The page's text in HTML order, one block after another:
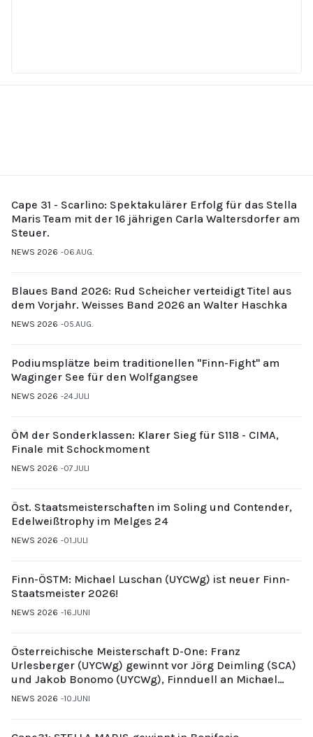
Cape 31 - Scarlino: Spektakulärer Erfolg für das Stella
Maris Team mit der 16 jährigen Carla Waltersdorfer am
Steuer.
NEWS 2026 06.AUG.
Blaues Band 2026: Rud Scheicher verteidigt Titel aus
dem Vorjahr. Weisses Band 2026 an Walter Haschka
NEWS 2026 05.AUG.
Podiumsplätze beim traditionellen "Finn-Fight" am
Waginger See für den Wolfgangsee
NEWS 2026 24.JULI
ÖM der Sonderklassen: Klarer Sieg für S118 - CIMA,
Finale mit Schockmoment
NEWS 2026 07.JULI
Öst. Staatsmeisterschaften im Soling und Contender,
Edelweißtrophy im Melges 24
NEWS 2026 01.JULI
Finn-ÖSTM: Michael Luschan (UYCWg) ist neuer Finn-
Staatsmeister 2026!
NEWS 2026 16.JUNI
Österreichische Meisterschaft D-One: Franz
Urlesberger (UYCWg) gewinnt vor Jörg Deimling (SCA)
und Jakob Bonomo (UYCWg), Finnduell an Michael
Gubi (UYCMo)
NEWS 2026 10.JUNI